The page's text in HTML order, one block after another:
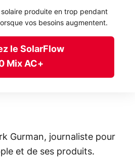
solaire produite en trop pendant
vos besoins augmentent.
le SolarFlow
Mix AC+
Gurman, journaliste pour
et de ses produits.